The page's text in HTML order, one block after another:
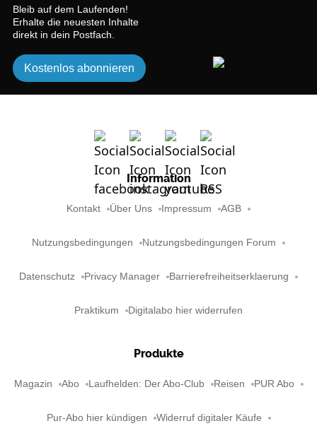
Bleib auf dem Laufenden!
Erhalte die neuesten Inhalte
direkt in dein Postfach.
Kostenlos abonnieren
Information
Kontakt Über Uns Impressum AGB
Nutzungsbedingungen Nutzungsbedingungen Forum
Datenschutz Privacy Manager Barrierefreiheitserklaerung
Praktikum Digitalabo hier widerrufen
Produkte
Magazin Abo Laufhelden: Der Abo-Club Reisen PUR Abo
Pur-Abo hier kündigen Widerruf digitaler Käufe